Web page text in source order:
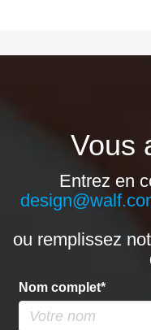
Vous
Entrez en
ou remplissez
Nom complet*